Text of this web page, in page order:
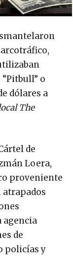
o
dólares a
The
de
Loera,
proveniente
atrapados
agencia
de
policías y